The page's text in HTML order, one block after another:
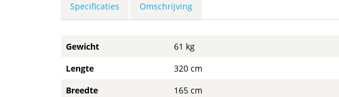
Specificaties Omschrijving
Gewicht
61 kg
Lengte
320 cm
Breedte
165 cm